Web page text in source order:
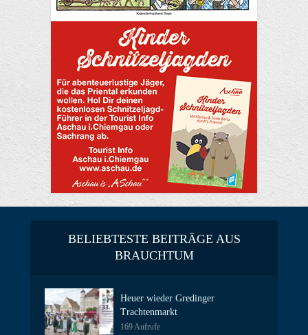
BELIEBTESTE BEITRÄGE AUS
BRAUCHTUM
Heuer wieder Gredinger
Trachtenmarkt
169 Aufrufe